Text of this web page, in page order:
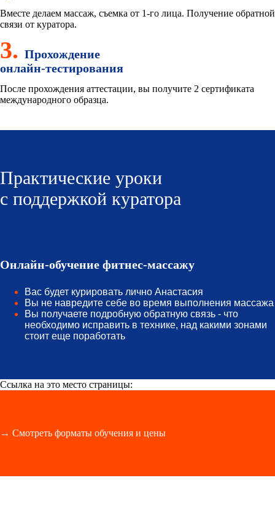
Вместе делаем массаж, съемка от 1-го лица. Получение обратной
связи от куратора.
3. Прохождение
онлайн-тестирования
После прохождения аттестации, вы получите 2 сертификата
международного образца.
Практические уроки
с поддержкой куратора
Онлайн-обучение фитнес-массажу
Вас будет курировать лично Анастасия
Вы не навредите себе во время выполнения массажа
Вы получаете подробную обратную связь - что
необходимо исправить в технике, над какими зонами
стоит еще поработать
Ссылка на это место страницы:
→ Смотреть форматы обучения и цены